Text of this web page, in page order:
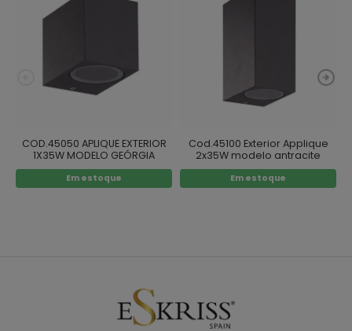
COD.45050 APLIQUE EXTERIOR
1X35W MODELO GEÓRGIA
ANTRACITE
Em estoque
Cod.45100 Exterior Applique
2x35W modelo antracite
wales
Em estoque